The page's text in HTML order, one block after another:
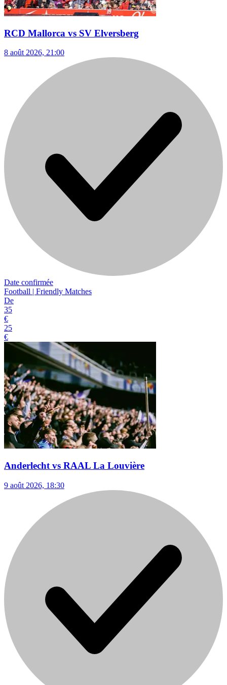
RCD Mallorca vs SV Elversberg
8 août 2026, 21:00
Date confirmée
Football | Friendly Matches
De
35
€
25
€
Anderlecht vs RAAL La Louvière
9 août 2026, 18:30